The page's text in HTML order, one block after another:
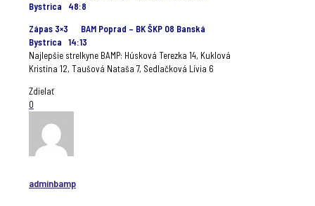
Bystrica 48:8
Zápas 3×3 BAM Poprad – BK ŠKP 08 Banská
Bystrica 14:13
Najlepšie strelkyne BAMP: Húsková Terezka 14, Kuklová
Kristína 12, Taušová Nataša 7, Sedlačková Lívia 6
Zdielať
0
adminbamp